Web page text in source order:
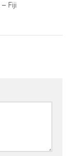
– Fiji